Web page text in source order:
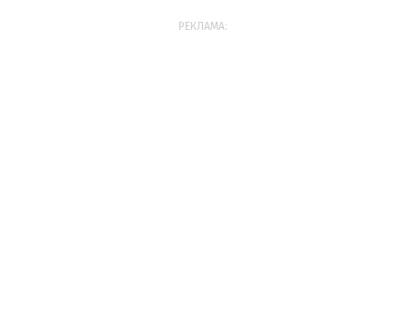
РЕКЛАМА: